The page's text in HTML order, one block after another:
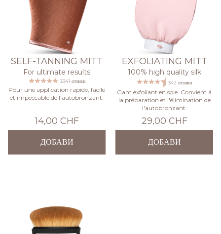
SELF-TANNING MITT
For ultimate results
3341 отзиви
Pour une application rapide, facile
et impeccable de l'autobronzant.
14,00 CHF
ДОБАВИ
EXFOLIATING MITT
100% high quality silk
342 отзиви
Gant exfoliant en soie. Convient á
la préparation et l'élimination de
l'autobronzant.
29,00 CHF
ДОБАВИ